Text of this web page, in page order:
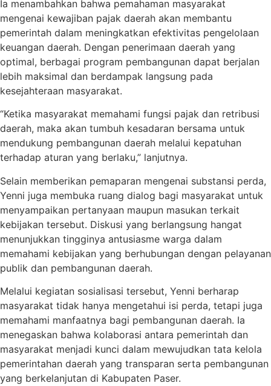
Ia menambahkan bahwa pemahaman masyarakat
mengenai kewajiban pajak daerah akan membantu
pemerintah dalam meningkatkan efektivitas pengelolaan
keuangan daerah. Dengan penerimaan daerah yang
optimal, berbagai program pembangunan dapat berjalan
lebih maksimal dan berdampak langsung pada
kesejahteraan masyarakat.
“Ketika masyarakat memahami fungsi pajak dan retribusi
daerah, maka akan tumbuh kesadaran bersama untuk
mendukung pembangunan daerah melalui kepatuhan
terhadap aturan yang berlaku,” lanjutnya.
Selain memberikan pemaparan mengenai substansi perda,
Yenni juga membuka ruang dialog bagi masyarakat untuk
menyampaikan pertanyaan maupun masukan terkait
kebijakan tersebut. Diskusi yang berlangsung hangat
menunjukkan tingginya antusiasme warga dalam
memahami kebijakan yang berhubungan dengan pelayanan
publik dan pembangunan daerah.
Melalui kegiatan sosialisasi tersebut, Yenni berharap
masyarakat tidak hanya mengetahui isi perda, tetapi juga
memahami manfaatnya bagi pembangunan daerah. Ia
menegaskan bahwa kolaborasi antara pemerintah dan
masyarakat menjadi kunci dalam mewujudkan tata kelola
pemerintahan daerah yang transparan serta pembangunan
yang berkelanjutan di Kabupaten Paser.